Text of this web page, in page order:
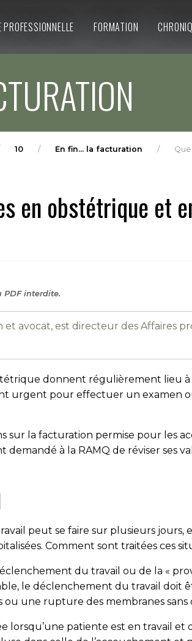
PROFESSIONNELLE FORMATION
10 En fin... la facturation
en obstétrique et
interdite.
et avocat, est directeur des Affaires
donnent régulièrement lieu
urgent pour effectuer un examen
sur la facturation permise pour les
demandé à la RAMQ de réviser ses
peut se faire sur plusieurs
Comment sont traitées ces
du travail ou de la «
le déclenchement du travail doit
ou une rupture des membranes sans
lorsqu’une patiente est en travail